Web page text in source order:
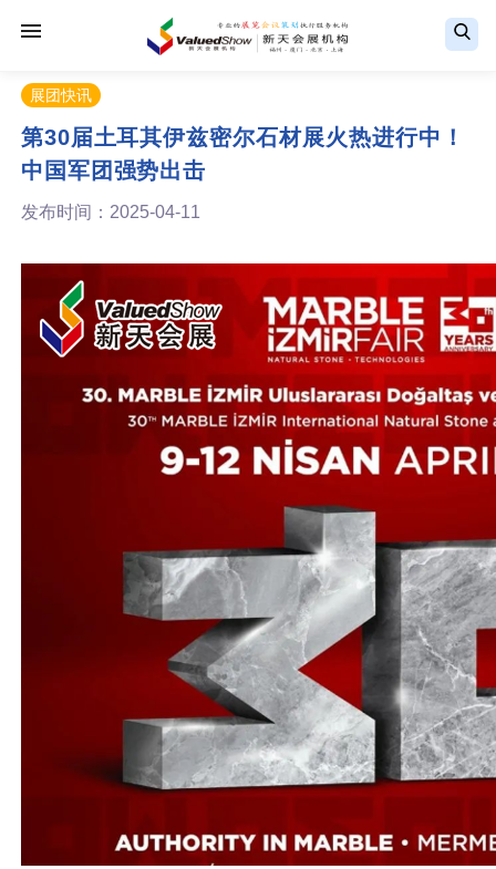
展团快讯
第30届土耳其伊兹密尔石材展火热进行中！
中国军团强势出击
发布时间：2025-04-11